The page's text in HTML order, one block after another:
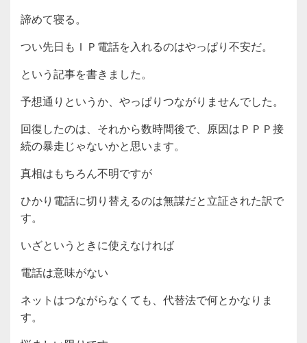
諦めて寝る。
つい先日もＩＰ電話を入れるのはやっぱり不安だ。
という記事を書きました。
予想通りというか、やっぱりつながりませんでした。
回復したのは、それから数時間後で、原因はＰＰＰ接
続の暴走じゃないかと思います。
真相はもちろん不明ですが
ひかり電話に切り替えるのは無謀だと立証された訳で
す。
いざというときに使えなければ
電話は意味がない
ネットはつながらなくても、代替法で何とかなりま
す。